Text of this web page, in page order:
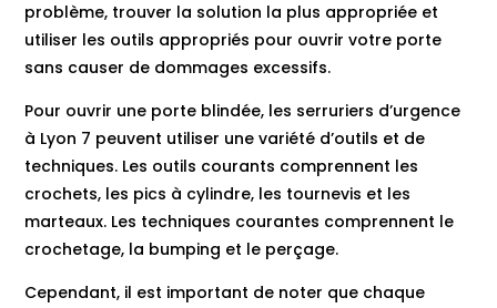
problème, trouver la solution la plus appropriée et
utiliser les outils appropriés pour ouvrir votre porte
sans causer de dommages excessifs.
Pour ouvrir une porte blindée, les serruriers d’urgence
à Lyon 7 peuvent utiliser une variété d’outils et de
techniques. Les outils courants comprennent les
crochets, les pics à cylindre, les tournevis et les
marteaux. Les techniques courantes comprennent le
crochetage, la bumping et le perçage.
Cependant, il est important de noter que chaque